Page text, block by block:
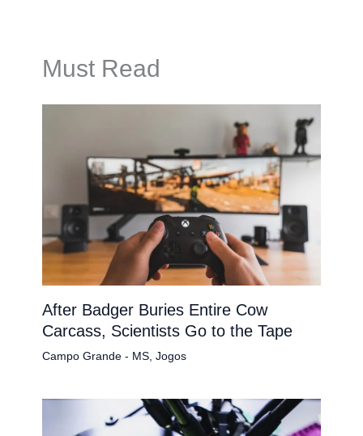
Must Read
After Badger Buries Entire Cow
Carcass, Scientists Go to the Tape
Campo Grande - MS, Jogos